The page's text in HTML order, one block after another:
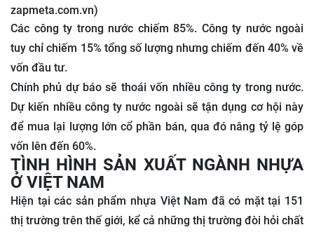
zapmeta.com.vn)
Các công ty trong nước chiếm 85%. Công ty nước ngoài
tuy chỉ chiếm 15% tổng số lượng nhưng chiếm đến 40% về
vốn đầu tư.
Chính phủ dự báo sẽ thoái vốn nhiều công ty trong nước.
Dự kiến nhiều công ty nước ngoài sẽ tận dụng cơ hội này
để mua lại lượng lớn cổ phần bán, qua đó nâng tỷ lệ góp
vốn lên đến 60%.
TÌNH HÌNH SẢN XUẤT NGÀNH NHỰA
Ở VIỆT NAM
Hiện tại các sản phẩm nhựa Việt Nam đã có mặt tại 151
thị trường trên thế giới, kể cả những thị trường đòi hỏi chất